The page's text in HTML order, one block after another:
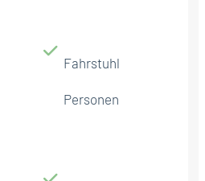
Fahrstuhl
Personen